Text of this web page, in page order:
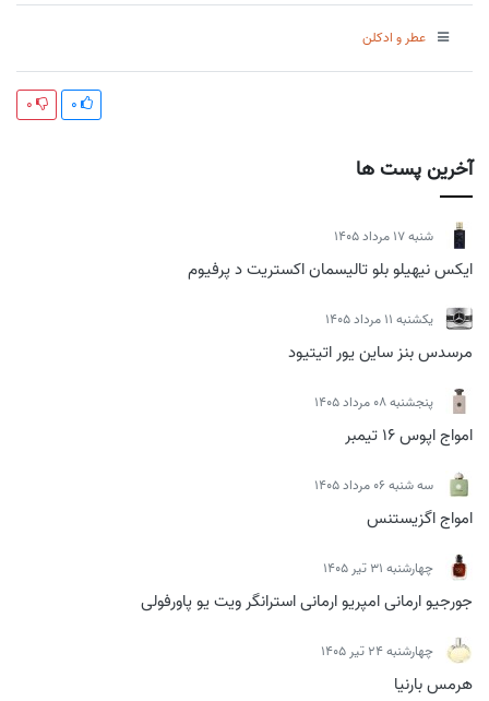
آخرین پست ها
شنبه 17 مرداد 1405
ایکس نیهیلو بلو تالیسمان اکستریت د پرفیوم
يكشنبه 11 مرداد 1405
مرسدس بنز ساین یور اتیتیود
پنجشنبه 08 مرداد 1405
امواج اپوس 16 تیمبر
سه شنبه 06 مرداد 1405
امواج اگزیستنس
چهارشنبه 31 تیر 1405
جورجیو ارمانی امپریو ارمانی استرانگر ویت یو پاورفولی
چهارشنبه 24 تیر 1405
هرمس بارنیا
عطر و ادکلن